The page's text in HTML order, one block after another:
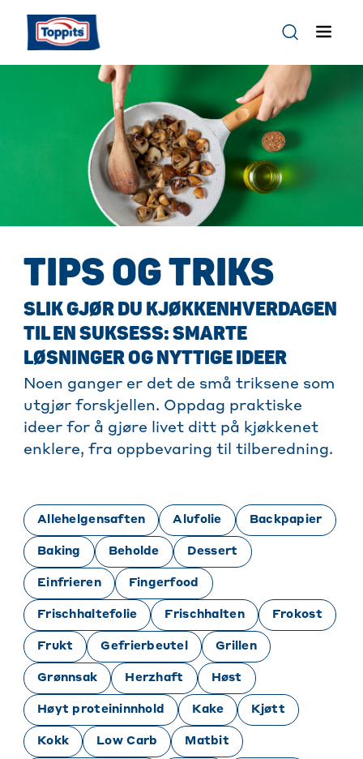
TIPS OG TRIKS
SLIK GJØR DU KJØKKENHVERDAGEN
TIL EN SUKSESS: SMARTE
LØSNINGER OG NYTTIGE IDEER
Noen ganger er det de små triksene som
utgjør forskjellen. Oppdag praktiske
ideer for å gjøre livet ditt på kjøkkenet
enklere, fra oppbevaring til tilberedning.
Allehelgensaften Alufolie Backpapier
Baking Beholde Dessert
Einfrieren Fingerfood
Frischhaltefolie Frischhalten Frokost
Frukt Gefrierbeutel Grillen
Grønnsak Herzhaft Høst
Høyt proteininnhold Kake Kjøtt
Kokk Low Carb Matbit